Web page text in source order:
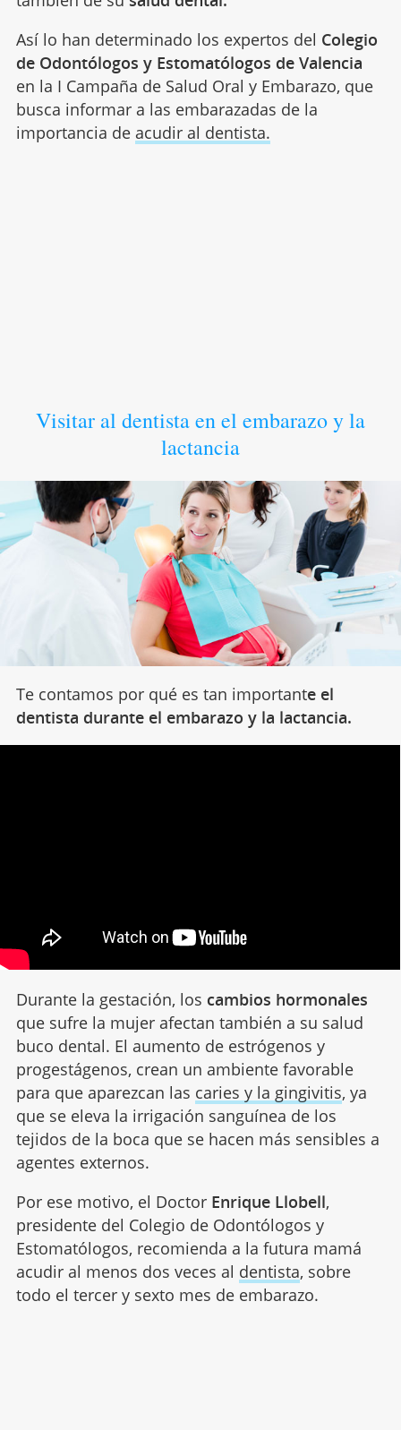
Así lo han determinado los expertos del Colegio
de Odontólogos y Estomatólogos de Valencia
en la I Campaña de Salud Oral y Embarazo, que
busca informar a las embarazadas de la
importancia de acudir al dentista.
Visitar al dentista en el embarazo y la
lactancia
Te contamos por qué es tan importante el
dentista durante el embarazo y la lactancia.
Durante la gestación, los cambios hormonales
que sufre la mujer afectan también a su salud
buco dental. El aumento de estrógenos y
progestágenos, crean un ambiente favorable
para que aparezcan las caries y la gingivitis, ya
que se eleva la irrigación sanguínea de los
tejidos de la boca que se hacen más sensibles a
agentes externos.
Por ese motivo, el DoctorEnrique Llobell,
presidente del Colegio de Odontólogos y
Estomatólogos, recomienda a la futura mamá
acudir al menos dos veces al dentista, sobre
todo el tercer y sexto mes de embarazo.